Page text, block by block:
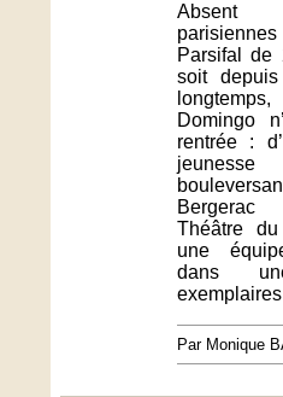
Absent
Parsifal de
soit
Domingo
rentrée :
Théâtre
une
dans
Par Monique